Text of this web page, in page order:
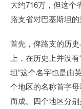
大约716万，但这个
路支省对巴基斯坦
首先，俾路支的历
上，在历史上并没
坦”这个名字也是由
个地区的名称首字
而成。四个地区分